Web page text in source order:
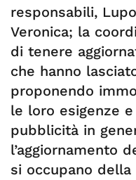
responsabili,
Veronica; la
di tenere
che hanno
proponendo
le loro esigenze
pubblicità in
l’aggiornamento
si occupano